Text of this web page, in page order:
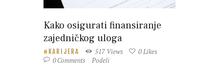
Kako osigurati finansiranje
zajedničkog uloga
KARIJERA 517 Views 0Likes
0Comments Podeli